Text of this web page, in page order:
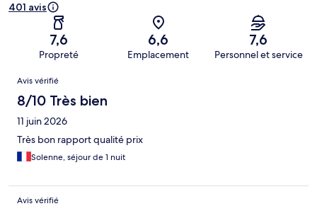
401 avis
7,6
Propreté
6,6
Emplacement
7,6
Personnel et service
Avis
Avis vérifié
8/10 Très bien
11 juin 2026
Très bon rapport qualité prix
Solenne, séjour de 1 nuit
Avis vérifié